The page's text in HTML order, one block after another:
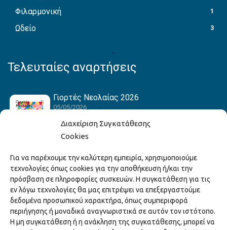
Διαχείριση Συγκατάθεσης
Cookies
Για να παρέχουμε την καλύτερη εμπειρία, χρησιμοποιούμε
τεχνολογίες όπως cookies για την αποθήκευση ή/και την
πρόσβαση σε πληροφορίες συσκευών. Η συγκατάθεση για τις
εν λόγω τεχνολογίες θα μας επιτρέψει να επεξεργαστούμε
δεδομένα προσωπικού χαρακτήρα, όπως συμπεριφορά
περιήγησης ή μοναδικά αναγνωριστικά σε αυτόν τον ιστότοπο.
Η μη συγκατάθεση ή η ανάκληση της συγκατάθεσης, μπορεί να
Φιλαρμονική 1
Ωδείο 3
Τελευταίες αναρτήσεις
Γιορτές Νεολαίας 2026
05/05/2026
Hack the Match: Γνωρίζοντας τα Αμερικανικά
Αθλήματα! Δημιουργώντας το Δικό σου
Game Story!
22/04/2026
Ξάνθη – Πόλις Ονείρων Μουσικών Σχολείων